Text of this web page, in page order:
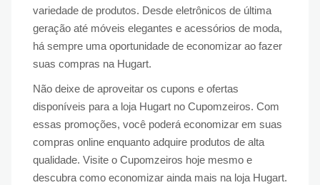
variedade de produtos. Desde eletrônicos de última
geração até móveis elegantes e acessórios de moda,
há sempre uma oportunidade de economizar ao fazer
suas compras na Hugart.
Não deixe de aproveitar os cupons e ofertas
disponíveis para a loja Hugart no Cupomzeiros. Com
essas promoções, você poderá economizar em suas
compras online enquanto adquire produtos de alta
qualidade. Visite o Cupomzeiros hoje mesmo e
descubra como economizar ainda mais na loja Hugart.